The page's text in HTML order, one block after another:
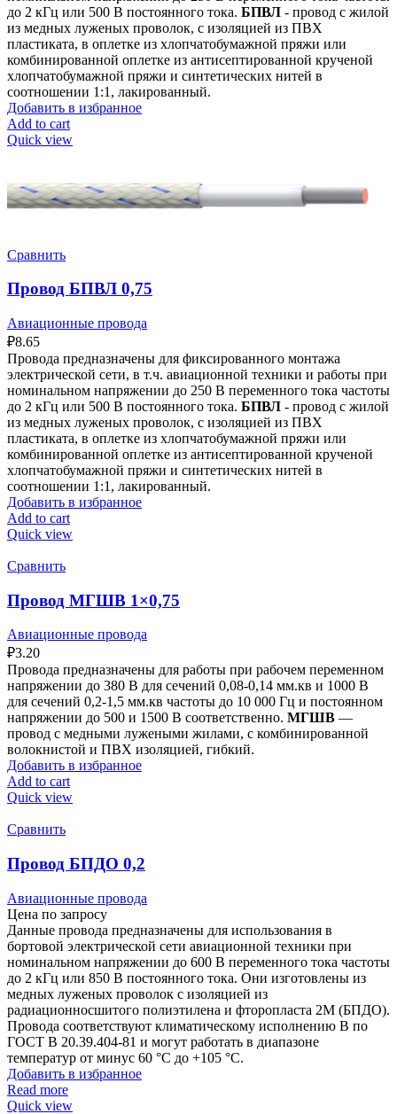
до 2 кГц или 500 В постоянного тока. БПВЛ - провод с жилой
из медных луженых проволок, с изоляцией из ПВХ
пластиката, в оплетке из хлопчатобумажной пряжи или
комбинированной оплетке из антисептированной крученой
хлопчатобумажной пряжи и синтетических нитей в
соотношении 1:1, лакированный.
Добавить в избранное
Add to cart
Quick view
Сравнить
Провод БПВЛ 0,75
Авиационные провода
₽8.65
Провода предназначены для фиксированного монтажа
электрической сети, в т.ч. авиационной техники и работы при
номинальном напряжении до 250 В переменного тока частоты
до 2 кГц или 500 В постоянного тока. БПВЛ - провод с жилой
из медных луженых проволок, с изоляцией из ПВХ
пластиката, в оплетке из хлопчатобумажной пряжи или
комбинированной оплетке из антисептированной крученой
хлопчатобумажной пряжи и синтетических нитей в
соотношении 1:1, лакированный.
Добавить в избранное
Add to cart
Quick view
Сравнить
Провод МГШВ 1×0,75
Авиационные провода
₽3.20
Провода предназначены для работы при рабочем переменном
напряжении до 380 В для сечений 0,08-0,14 мм.кв и 1000 В
для сечений 0,2-1,5 мм.кв частоты до 10 000 Гц и постоянном
напряжении до 500 и 1500 В соответственно. МГШВ —
провод с медными лужеными жилами, с комбинированной
волокнистой и ПВХ изоляцией, гибкий.
Добавить в избранное
Add to cart
Quick view
Сравнить
Провод БПДО 0,2
Авиационные провода
Цена по запросу
Данные провода предназначены для использования в
бортовой электрической сети авиационной техники при
номинальном напряжении до 600 В переменного тока частоты
до 2 кГц или 850 В постоянного тока. Они изготовлены из
медных луженых проволок с изоляцией из
радиационносшитого полиэтилена и фторопласта 2М (БПДО).
Провода соответствуют климатическому исполнению В по
ГОСТ В 20.39.404-81 и могут работать в диапазоне
температур от минус 60 °C до +105 °C.
Добавить в избранное
Read more
Quick view